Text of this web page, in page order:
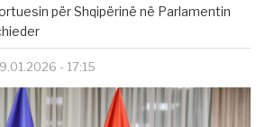
për Shqipërinë në Parlamentin
- 17:15